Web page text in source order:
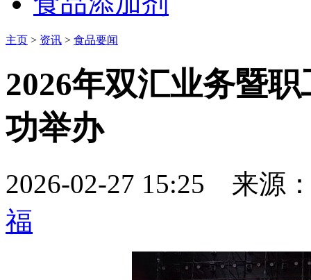
主页 > 资讯 > 食品要闻
2026年双汇业务暨
功举办
2026-02-27 15:25
来源
福